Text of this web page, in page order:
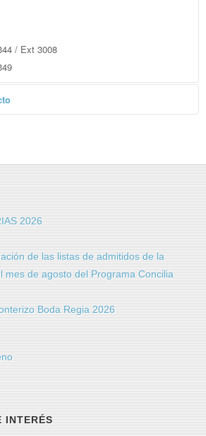
/ Ext 3008
2026
de las listas de admitidos de la
mes de agosto del Programa Concilia
Boda Regia 2026
INTERÉS